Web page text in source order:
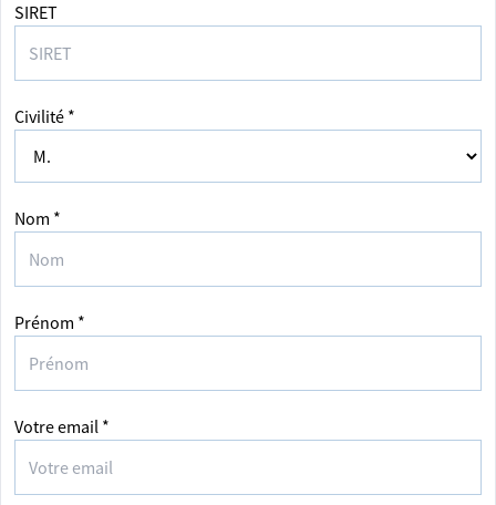
SIRET
Civilité *
Nom *
Prénom *
Votre email *